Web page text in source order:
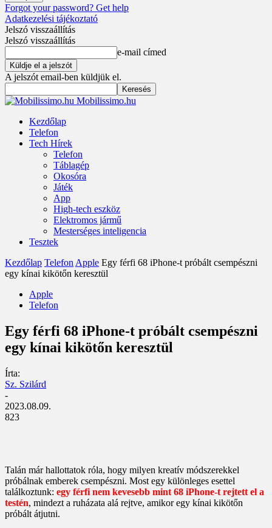
Forgot your password? Get help
Adatkezelési tájékoztató
Jelszó visszaállítás
Jelszó visszaállítás
e-mail címed
A jelszót email-ben küldjük el.
Mobilissimo.hu
Kezdőlap
Telefon
Tech Hírek
Telefon
Táblagép
Okosóra
Játék
App
High-tech eszköz
Elektromos jármű
Mesterséges inteligencia
Tesztek
Kezdőlap Telefon Apple Egy férfi 68 iPhone-t próbált csempészni
egy kínai kikötőn keresztül
Apple
Telefon
Egy férfi 68 iPhone-t próbált csempészni
egy kínai kikötőn keresztül
Írta:
Sz. Szilárd
-
2023.08.09.
823
Talán már hallottatok róla, hogy milyen kreatív módszerekkel
próbálnak emberek csempészni. Most egy különleges esettel
találkoztunk: egy férfi nem kevesebb mint 68 iPhone-t rejtett el a
testén, mindezt a ruházata alá rejtve, amikor egy kínai kikötőn
próbált átjutni.